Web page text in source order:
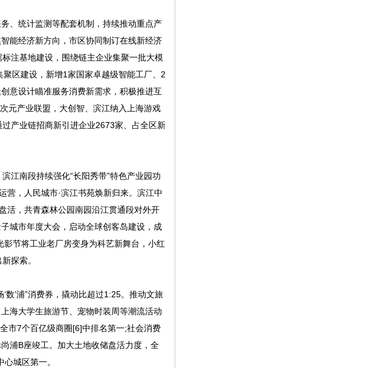
、统计监测等配套机制，持续推动重点产
能经济新方向，市区协同制订在线新经济
注基地建设，围绕链主企业集聚一批大模
区建设，新增1家国家卓越级智能工厂、2
意设计瞄准服务消费新需求，积极推进互
元产业联盟，大创智、滨江纳入上海游戏
产业链招商新引进企业2673家、占全区新
江南段持续强化“长阳秀带”特色产业园功
营，人民城市·滨江书苑焕新归来。滨江中
活，共青森林公园南园沿江贯通段对外开
城市年度大会，启动全球创客岛建设，成
节将工业老厂房变身为科艺新舞台，小红
探索。
’浦”消费券，撬动比超过1:25。推动文旅
海大学生旅游节、宠物时装周等潮流活动
市7个百亿级商圈[6]中排名第一;社会消费
浦B座竣工。加大土地收储盘活力度，全
城区第一。